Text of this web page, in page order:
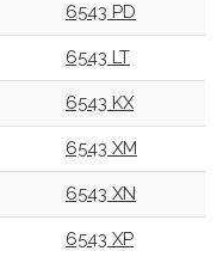
6543 PD
6543 LT
6543 KX
6543 XM
6543 XN
6543 XP